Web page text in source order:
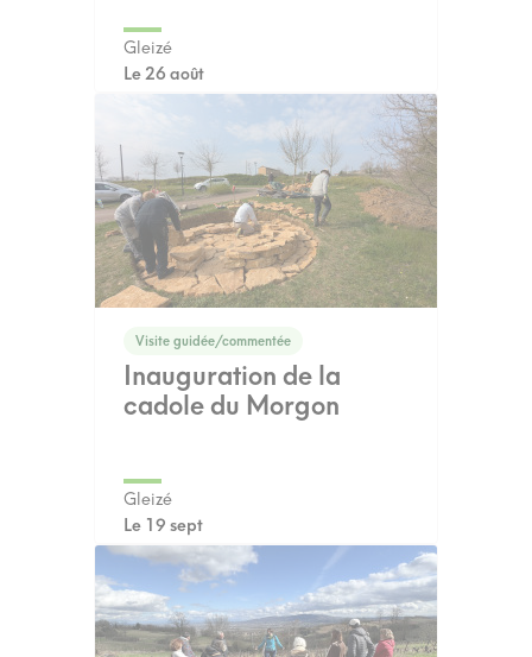
Gleizé
Le 26 août
Visite guidée/commentée
Inauguration de la
cadole du Morgon
Gleizé
Le 19 sept